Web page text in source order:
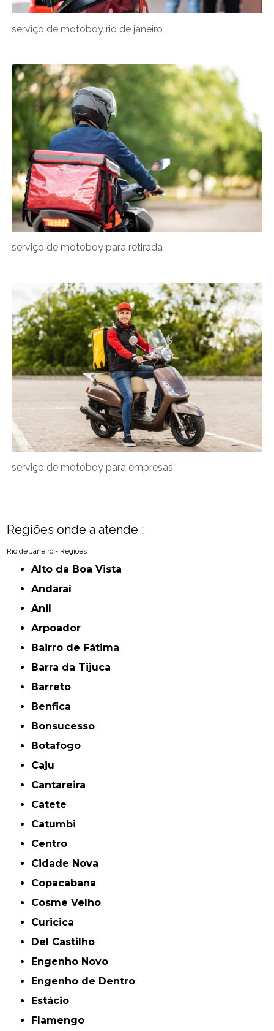
serviço de motoboy rio de janeiro
serviço de motoboy para retirada
serviço de motoboy para empresas
Regiões onde a atende :
Rio de Janeiro - Regiões
Alto da Boa Vista
Andaraí
Anil
Arpoador
Bairro de Fátima
Barra da Tijuca
Barreto
Benfica
Bonsucesso
Botafogo
Caju
Cantareira
Catete
Catumbi
Centro
Cidade Nova
Copacabana
Cosme Velho
Curicica
Del Castilho
Engenho Novo
Engenho de Dentro
Estácio
Flamengo